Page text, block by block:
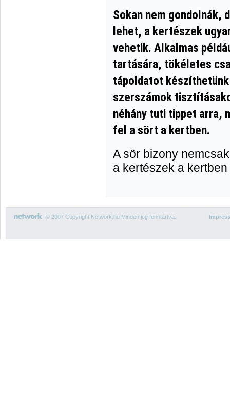
Sokan nem gondolnák,
lehet, a kertészek
vehetik. Alkalmas
tartására, tökéletes
tápoldatot
szerszámok
néhány tuti tippet arra,
fel a sört a kertben.
A sör bizony
a kertészek a
© 2007 Copyright Network.hu Minden jog fenntartva.